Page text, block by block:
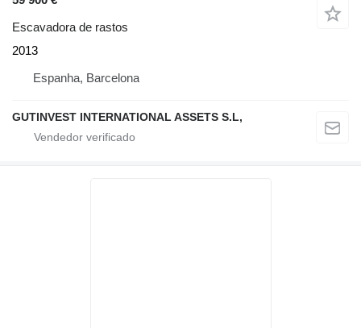
Escavadora de rastos
2013
Espanha, Barcelona
GUTINVEST INTERNATIONAL ASSETS S.L,